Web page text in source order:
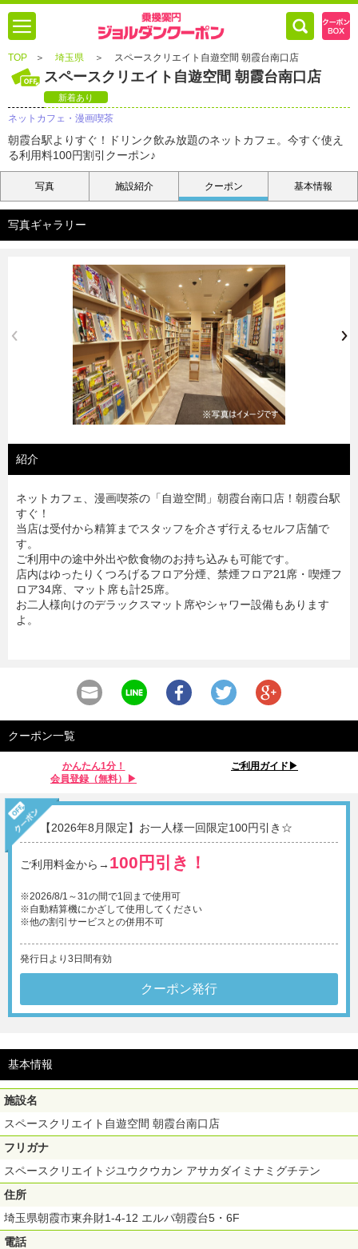
TOP ＞ 埼玉県 ＞ スペースクリエイト自遊空間 朝霞台南口店
スペースクリエイト自遊空間 朝霞台南口店
新着あり
ネットカフェ・漫画喫茶
朝霞台駅よりすぐ！ドリンク飲み放題のネットカフェ。今すぐ使え
る利用料100円割引クーポン♪
写真 施設紹介 クーポン 基本情報
写真ギャラリー
紹介
ネットカフェ、漫画喫茶の「自遊空間」朝霞台南口店！朝霞台駅
すぐ！
当店は受付から精算までスタッフを介さず行えるセルフ店舗で
す。
ご利用中の途中外出や飲食物のお持ち込みも可能です。
店内はゆったりくつろげるフロア分煙、禁煙フロア21席・喫煙フ
ロア34席、マット席も計25席。
お二人様向けのデラックスマット席やシャワー設備もあります
よ。
クーポン一覧
かんたん1分！
会員登録（無料）▶︎
ご利用ガイド▶︎
【2026年8月限定】お一人様一回限定100円引き☆
ご利用料金から→ 100円引き！
※2026/8/1～31の間で1回まで使用可
※自動精算機にかざして使用してください
※他の割引サービスとの併用不可
発行日より3日間有効
クーポン発行
基本情報
施設名
スペースクリエイト自遊空間 朝霞台南口店
フリガナ
スペースクリエイトジユウクウカン アサカダイミナミグチテン
住所
埼玉県朝霞市東弁財1-4-12 エルパ朝霞台5・6F
電話